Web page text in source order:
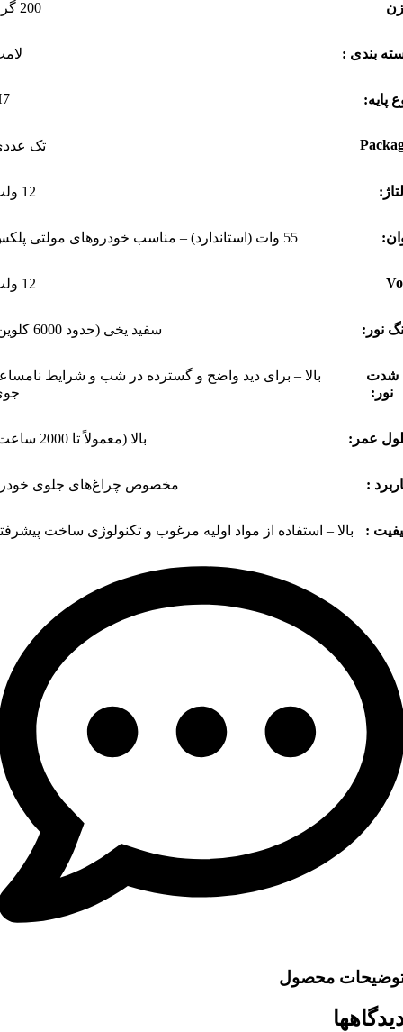
200 گرم
بندی :
پایه:
تک
12 ولت
55 وات (استاندارد) – مناسب خودروهای مولتی پلکس
12 ولت
نور: سفید یخی (حدود 6000 کلوین)
شدت
نور:
بالا – برای دید واضح و گسترده‌ در شب و شرایط
عمر: بالا (معمولاً تا 2000 ساعت)
: مخصوص چراغ‌های جلوی
: بالا – استفاده از مواد اولیه مرغوب و تکنولوژی ساخت
محصول